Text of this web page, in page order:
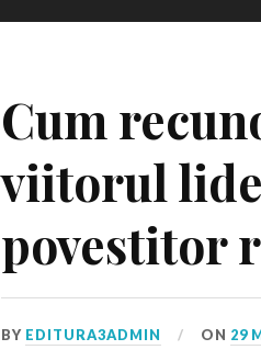
Cum
viitorul
povestitor
BY EDITURA3ADMIN ON 29